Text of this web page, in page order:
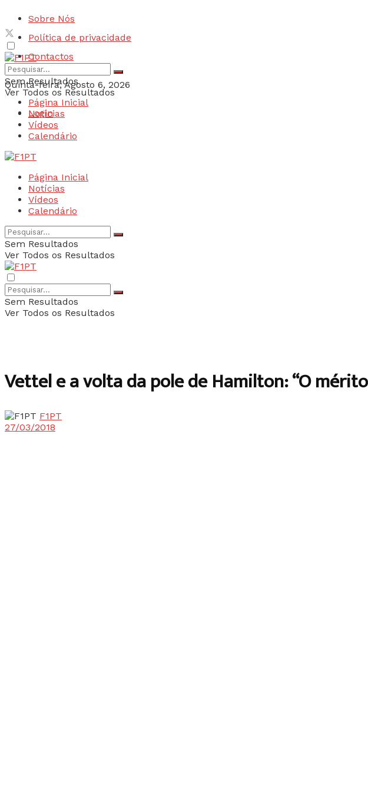
Sobre Nós
Política de privacidade
Contactos
Quinta-feira, Agosto 6, 2026
Login
Sem Resultados
Ver Todos os Resultados
Página Inicial
Notícias
Vídeos
Calendário
Página Inicial
Notícias
Vídeos
Calendário
Sem Resultados
Ver Todos os Resultados
Sem Resultados
Ver Todos os Resultados
Vettel e a volta da pole de Hamilton: “O
F1PT
27/03/2018